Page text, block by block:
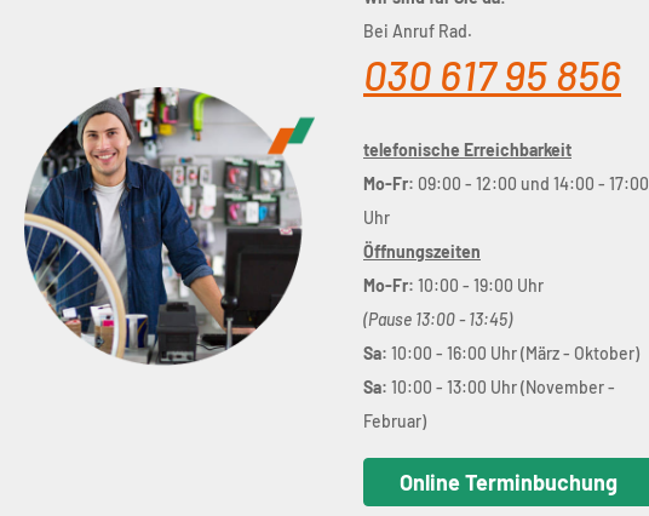
Bei Anruf Rad.
030 617 95 856
telefonische Erreichbarkeit
Mo-Fr: 09:00 - 12:00 und 14:00 - 17:00
Uhr
Öffnungszeiten
Mo-Fr: 10:00 - 19:00 Uhr
(Pause 13:00 - 13:45)
Sa: 10:00 - 16:00 Uhr (März - Oktober)
Sa: 10:00 - 13:00 Uhr (November -
Februar)
Online Terminbuchung